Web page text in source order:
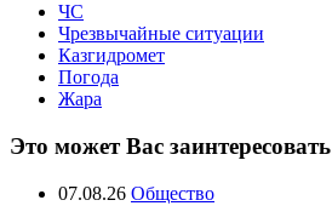
ЧС
Чрезвычайные ситуации
Казгидромет
Погода
Жара
Это может Вас заинтересовать
07.08.26 Общество